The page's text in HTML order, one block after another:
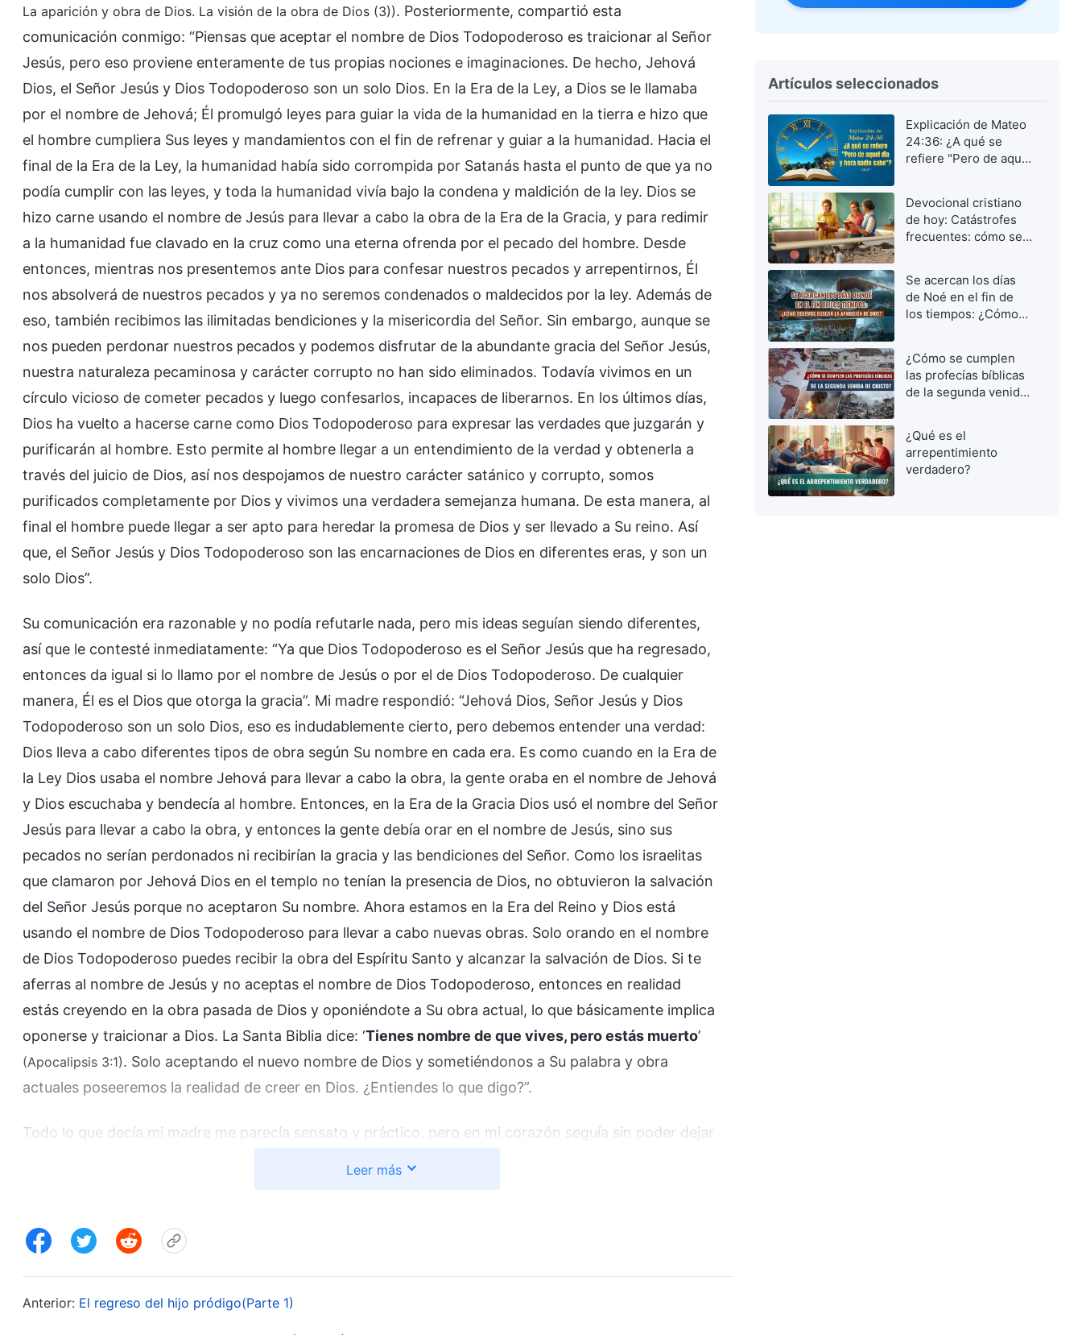
La aparición y obra de Dios. La visión de la obra de Dios (3)). Posteriormente, compartió esta
comunicación conmigo: “Piensas que aceptar el nombre de Dios Todopoderoso es traicionar al Señor
Jesús, pero eso proviene enteramente de tus propias nociones e imaginaciones. De hecho, Jehová
Dios, el Señor Jesús y Dios Todopoderoso son un solo Dios. En la Era de la Ley, a Dios se le llamaba
por el nombre de Jehová; Él promulgó leyes para guiar la vida de la humanidad en la tierra e hizo que
el hombre cumpliera Sus leyes y mandamientos con el fin de refrenar y guiar a la humanidad. Hacia el
final de la Era de la Ley, la humanidad había sido corrompida por Satanás hasta el punto de que ya no
podía cumplir con las leyes, y toda la humanidad vivía bajo la condena y maldición de la ley. Dios se
hizo carne usando el nombre de Jesús para llevar a cabo la obra de la Era de la Gracia, y para redimir
a la humanidad fue clavado en la cruz como una eterna ofrenda por el pecado del hombre. Desde
entonces, mientras nos presentemos ante Dios para confesar nuestros pecados y arrepentirnos, Él
nos absolverá de nuestros pecados y ya no seremos condenados o maldecidos por la ley. Además de
eso, también recibimos las ilimitadas bendiciones y la misericordia del Señor. Sin embargo, aunque se
nos pueden perdonar nuestros pecados y podemos disfrutar de la abundante gracia del Señor Jesús,
nuestra naturaleza pecaminosa y carácter corrupto no han sido eliminados. Todavía vivimos en un
círculo vicioso de cometer pecados y luego confesarlos, incapaces de liberarnos. En los últimos días,
Dios ha vuelto a hacerse carne como Dios Todopoderoso para expresar las verdades que juzgarán y
purificarán al hombre. Esto permite al hombre llegar a un entendimiento de la verdad y obtenerla a
través del juicio de Dios, así nos despojamos de nuestro carácter satánico y corrupto, somos
purificados completamente por Dios y vivimos una verdadera semejanza humana. De esta manera, al
final el hombre puede llegar a ser apto para heredar la promesa de Dios y ser llevado a Su reino. Así
que, el Señor Jesús y Dios Todopoderoso son las encarnaciones de Dios en diferentes eras, y son un
solo Dios”.
Su comunicación era razonable y no podía refutarle nada, pero mis ideas seguían siendo diferentes,
así que le contesté inmediatamente: “Ya que Dios Todopoderoso es el Señor Jesús que ha regresado,
entonces da igual si lo llamo por el nombre de Jesús o por el de Dios Todopoderoso. De cualquier
manera, Él es el Dios que otorga la gracia”. Mi madre respondió: “Jehová Dios, Señor Jesús y Dios
Todopoderoso son un solo Dios, eso es indudablemente cierto, pero debemos entender una verdad:
Dios lleva a cabo diferentes tipos de obra según Su nombre en cada era. Es como cuando en la Era de
la Ley Dios usaba el nombre Jehová para llevar a cabo la obra, la gente oraba en el nombre de Jehová
y Dios escuchaba y bendecía al hombre. Entonces, en la Era de la Gracia Dios usó el nombre del Señor
Jesús para llevar a cabo la obra, y entonces la gente debía orar en el nombre de Jesús, sino sus
pecados no serían perdonados ni recibirían la gracia y las bendiciones del Señor. Como los israelitas
que clamaron por Jehová Dios en el templo no tenían la presencia de Dios, no obtuvieron la salvación
del Señor Jesús porque no aceptaron Su nombre. Ahora estamos en la Era del Reino y Dios está
usando el nombre de Dios Todopoderoso para llevar a cabo nuevas obras. Solo orando en el nombre
de Dios Todopoderoso puedes recibir la obra del Espíritu Santo y alcanzar la salvación de Dios. Si te
aferras al nombre de Jesús y no aceptas el nombre de Dios Todopoderoso, entonces en realidad
estás creyendo en la obra pasada de Dios y oponiéndote a Su obra actual, lo que básicamente implica
oponerse y traicionar a Dios. La Santa Biblia dice: ‘Tienes nombre de que vives, pero estás muerto’
(Apocalipsis 3:1). Solo aceptando el nuevo nombre de Dios y sometiéndonos a Su palabra y obra
actuales poseeremos la realidad de creer en Dios. ¿Entiendes lo que digo?”.
Todo lo que decía mi madre me parecía sensato y práctico, pero en mi corazón seguía sin poder dejar
el evangelio de Dios Todopoderoso.
Cuando terminaron las vacaciones de verano y regresé a los Estados Unidos, mis ocupados estudios
y la vida acelerada me llevaron rápidamente de vuelta al mundo “real”. Cada vez que acudía a los
Leer más
Anterior: El regreso del hijo pródigo(Parte 1)
Artículos seleccionados
Explicación de Mateo
24:36: ¿A qué se
refiere "Pero de aquel
Devocional cristiano
de hoy: Catástrofes
frecuentes: cómo ser
al Señor
Se acercan los días
de Noé en el fin de
los tiempos: ¿Cómo
¿Cómo se cumplen
las profecías bíblicas
de la segunda venida
¿Qué es el
arrepentimiento
verdadero?